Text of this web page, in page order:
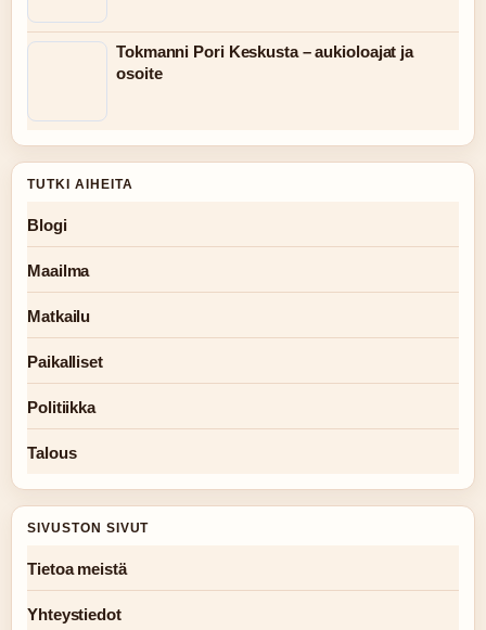
Tokmanni Pori Keskusta – aukioloajat ja
osoite
TUTKI AIHEITA
Blogi
Maailma
Matkailu
Paikalliset
Politiikka
Talous
SIVUSTON SIVUT
Tietoa meistä
Yhteystiedot